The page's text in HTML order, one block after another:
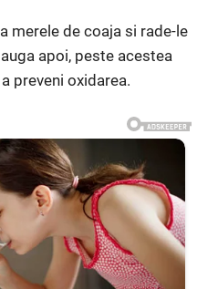
merele de coaja si rade-le
apoi, peste acestea
preveni oxidarea.